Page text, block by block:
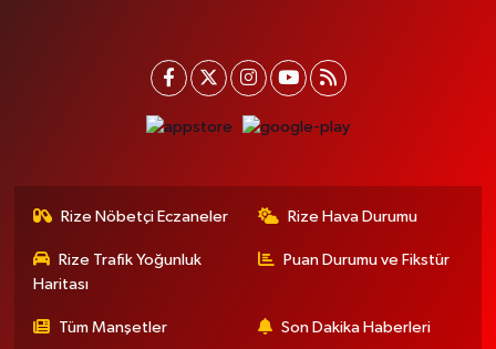
Rize Nöbetçi Eczaneler Rize Hava Durumu
Rize Trafik Yoğunluk
Haritası
Puan Durumu ve Fikstür
Tüm Manşetler Son Dakika Haberleri